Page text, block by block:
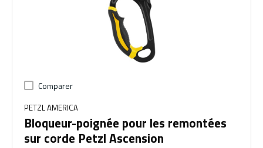
Comparer
PETZL AMERICA
Bloqueur-poignée pour les remontées
sur corde Petzl Ascension